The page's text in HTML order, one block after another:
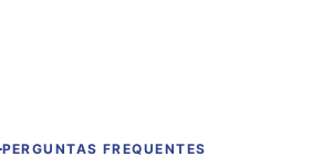
PERGUNTAS FREQUENTES